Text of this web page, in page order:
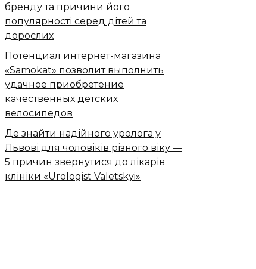
бренду та причини його
популярності серед дітей та
дорослих
Потенциал интернет-магазина
«Samokat» позволит выполнить
удачное приобретение
качественных детских
велосипедов
Де знайти надійного уролога у
Львові для чоловіків різного віку —
5 причин звернутися до лікарів
клініки «Urologist Valetskyi»